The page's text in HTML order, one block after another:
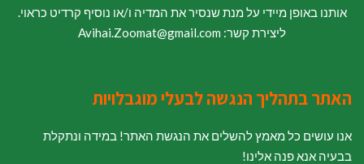
אותנו באופן מיידי על מנת שנסיר את המדיה ו/או נוסיף קרדיט כראוי.
ליצירת קשר: Avihai.Zoomat@gmail.com
האתר בתהליך הנגשה לבעלי מוגבלויות
אנו עושים כל מאמץ להשלים את הנגשת האתר! במידה ונתקלת
בבעיה אנא פנה אלינו!